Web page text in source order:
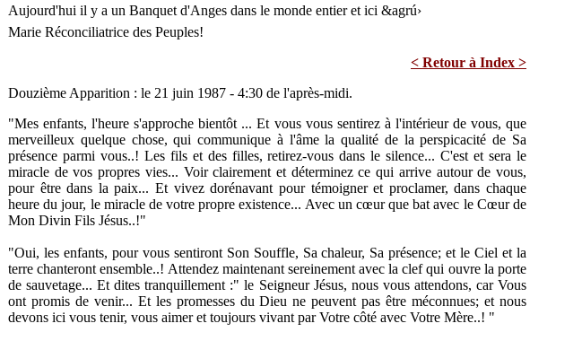
Aujourd'hui il y a un Banquet d'Anges dans le monde entier et ici &agrú›
Marie Réconciliatrice des Peuples!
< Retour à Index >
Douzième Apparition : le 21 juin 1987 - 4:30 de l'après-midi.
"Mes enfants, l'heure s'approche bientôt ... Et vous vous sentirez à l'intérieur de vous, que
merveilleux quelque chose, qui communique à l'âme la qualité de la perspicacité de Sa
présence parmi vous..! Les fils et des filles, retirez-vous dans le silence... C'est et sera le
miracle de vos propres vies... Voir clairement et déterminez ce qui arrive autour de vous,
pour être dans la paix... Et vivez dorénavant pour témoigner et proclamer, dans chaque
heure du jour, le miracle de votre propre existence... Avec un cœur que bat avec le Cœur de
Mon Divin Fils Jésus..!"
"Oui, les enfants, pour vous sentiront Son Souffle, Sa chaleur, Sa présence; et le Ciel et la
terre chanteront ensemble..! Attendez maintenant sereinement avec la clef qui ouvre la porte
de sauvetage... Et dites tranquillement :" le Seigneur Jésus, nous vous attendons, car Vous
ont promis de venir... Et les promesses du Dieu ne peuvent pas être méconnues; et nous
devons ici vous tenir, vous aimer et toujours vivant par Votre côté avec Votre Mère..! "